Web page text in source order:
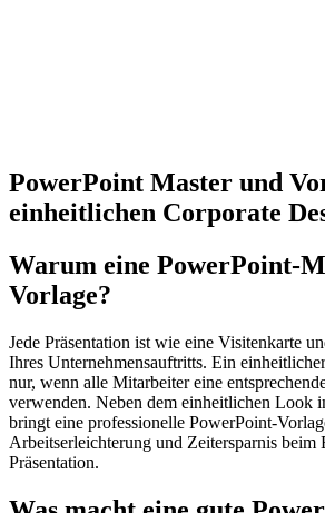
PowerPoint Master und
einheitlichen Corporate
Warum eine PowerPoint-
Vorlage?
Jede Präsentation ist wie eine Visitenkarte
Ihres Unternehmensauftritts. Ein
nur, wenn alle Mitarbeiter eine
verwenden. Neben dem einheitlichen Look
bringt eine professionelle PowerPoint-
Arbeitserleichterung und Zeitersparnis beim
Präsentation.